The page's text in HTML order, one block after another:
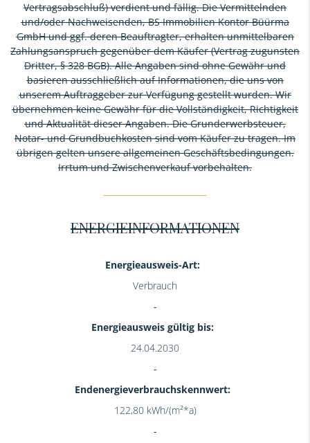
Vertragsabschluß) verdient und fällig. Die Vermittelnden
und/oder Nachweisenden, BS Immobilien Kontor Büürma
GmbH und ggf. deren Beauftragter, erhalten unmittelbaren
Zahlungsanspruch gegenüber dem Käufer (Vertrag zugunsten
Dritter, § 328 BGB). Alle Angaben sind ohne Gewähr und
basieren ausschließlich auf Informationen, die uns von
unserem Auftraggeber zur Verfügung gestellt wurden. Wir
übernehmen keine Gewähr für die Vollständigkeit, Richtigkeit
und Aktualität dieser Angaben. Die Grunderwerbsteuer,
Notar- und Grundbuchkosten sind vom Käufer zu tragen. Im
übrigen gelten unsere allgemeinen Geschäftsbedingungen.
Irrtum und Zwischenverkauf vorbehalten.
ENERGIEINFORMATIONEN
Energieausweis-Art:
Verbrauch
Energieausweis gültig bis:
24.04.2030
Endenergieverbrauchskennwert:
122,80 kWh/(m²*a)